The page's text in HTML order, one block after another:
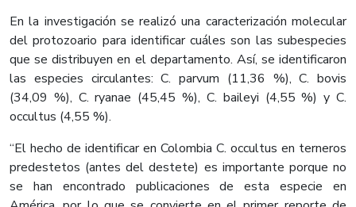
En la investigación se realizó una caracterización molecular
del protozoario para identificar cuáles son las subespecies
que se distribuyen en el departamento. Así, se identificaron
las especies circulantes: C. parvum (11,36 %), C. bovis
(34,09 %), C. ryanae (45,45 %), C. baileyi (4,55 %) y C.
occultus (4,55 %).
“El hecho de identificar en Colombia C. occultus en terneros
predestetos (antes del destete) es importante porque no
se han encontrado publicaciones de esta especie en